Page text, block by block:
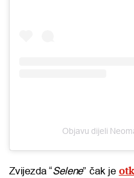
Objavu dijeli
Zvijezda “Selene” čak je